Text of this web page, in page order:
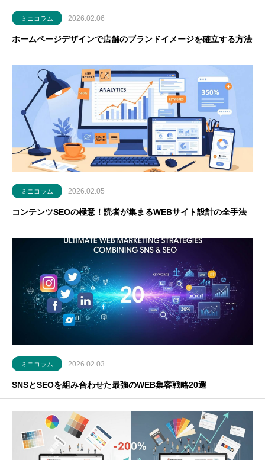
ミニコラム 2026.02.06
ホームページデザインで店舗のブランドイメージを確立する方法
ミニコラム 2026.02.05
コンテンツSEOの極意！読者が集まるWEBサイト設計の全手法
ミニコラム 2026.02.03
SNSとSEOを組み合わせた最強のWEB集客戦略20選